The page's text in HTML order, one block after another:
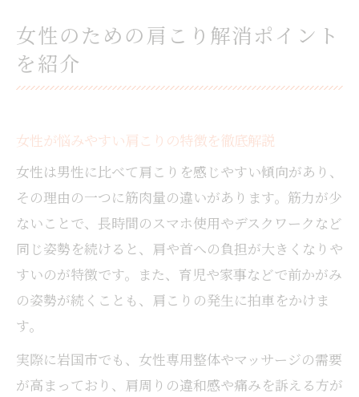
女性のための肩こり解消ポイント
を紹介
女性が悩みやすい肩こりの特徴を徹底解説
女性は男性に比べて肩こりを感じやすい傾向があり、
その理由の一つに筋肉量の違いがあります。筋力が少
ないことで、長時間のスマホ使用やデスクワークなど
同じ姿勢を続けると、肩や首への負担が大きくなりや
すいのが特徴です。また、育児や家事などで前かがみ
の姿勢が続くことも、肩こりの発生に拍車をかけま
す。
実際に岩国市でも、女性専用整体やマッサージの需要
が高まっており、肩周りの違和感や痛みを訴える方が